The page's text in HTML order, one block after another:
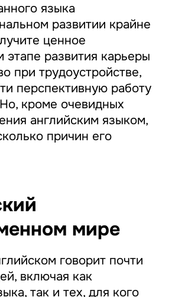
языка
развитии крайне
ценное
этапе развития карьеры
при трудоустройстве,
перспективную работу
кроме очевидных
английским языком,
причин его
мире
говорит почти
включая как
так и тех, для кого